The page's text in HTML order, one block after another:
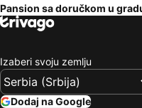
Pansion sa doručkom u
Izaberi svoju zemlju
Dodaj na Google